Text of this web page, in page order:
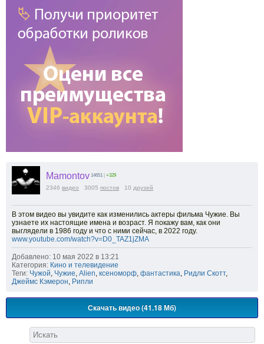
Mamontov 14651 +329
2346 видео 3005 постов 10 друзей
В этом видео вы увидите как изменились актеры фильма Чужие. Вы
узнаете их настоящие имена и возраст. Я покажу вам, как они
выглядели в 1986 году и что с ними сейчас, в 2022 году.
www.youtube.com/watch?v=D0_TAZ1jZMA
Добавлено: 10 мая 2022 в 13:21
Категория: Кино и телевидение
Теги: Чужой, Чужие, Alien, ксеноморф, фантастика, Ридли Скотт,
Джеймс Кэмерон, Рипли
Скачать видео (41.18 Мб)